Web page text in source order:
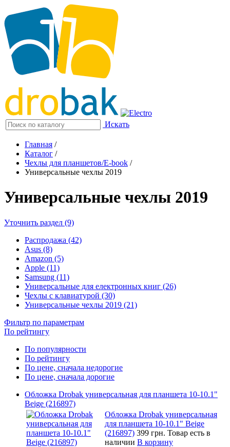
Искать
Главная /
Каталог /
Чехлы для планшетов/E-book /
Универсальные чехлы 2019
Универсальные чехлы 2019
Уточнить раздел (9)
Распродажа (42)
Asus (8)
Amazon (5)
Apple (11)
Samsung (11)
Универсальные для електронных книг (26)
Чехлы с клавиатурой (30)
Универсальные чехлы 2019 (21)
Фильтр по параметрам
По рейтингу
По популярности
По рейтингу
По цене, сначала недорогие
По цене, сначала дорогие
Обложка Drobak универсальная для планшета 10-10.1"
Beige (216897)
Обложка Drobak универсальная
для планшета 10-10.1" Beige
(216897) 399 грн. Товар есть в
наличии В корзину